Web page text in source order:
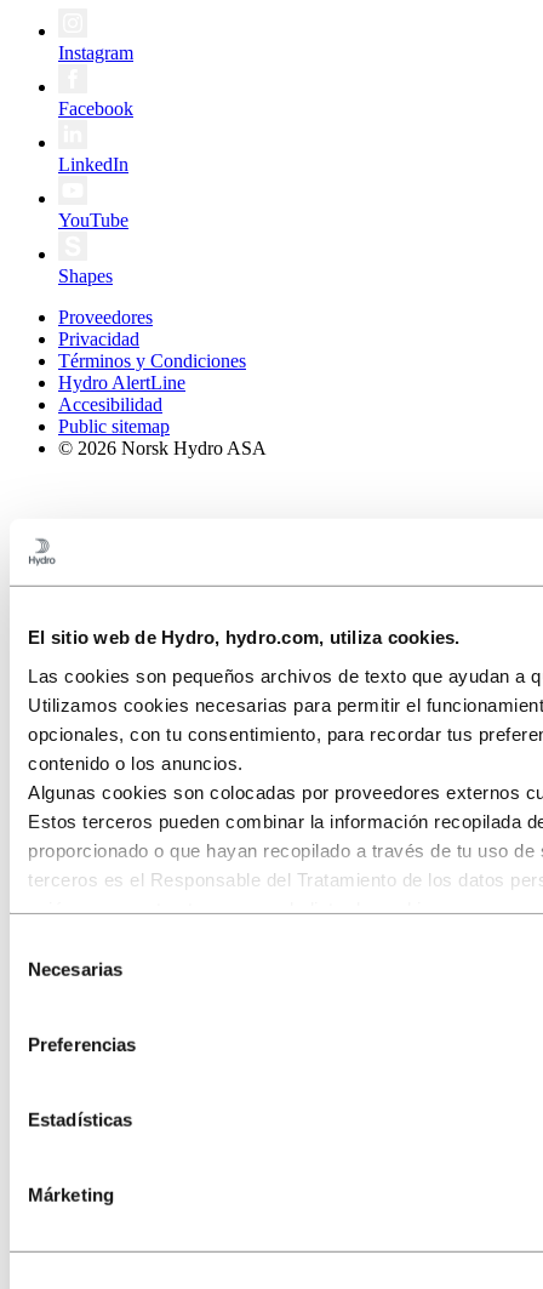
El sitio web de Hydro, hydro.com, utiliza cookies.
Las cookies son pequeños archivos de texto que ayudan a
Utilizamos cookies necesarias para permitir el
opcionales, con tu consentimiento, para recordar tus
contenido o los anuncios.
Algunas cookies son colocadas por proveedores externos
Estos terceros pueden combinar la información recopilada
proporcionado o que hayan recopilado a través de tu uso
terceros es el Responsable del Tratamiento de los datos
Necesarias
Preferencias
Estadísticas
Márketing
Instagram
Facebook
LinkedIn
YouTube
Shapes
Proveedores
Privacidad
Términos y Condiciones
Hydro AlertLine
Accesibilidad
Public sitemap
© 2026 Norsk Hydro ASA